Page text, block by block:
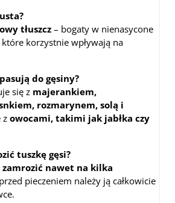
tłuszcz – bogaty w nienasycone
które korzystnie wpływają na
do gęsiny?
się z majerankiem,
rozmarynem, solą i
zowocami, takimi jak jabłka czy
tuszkę gęsi?
zamrozić nawet na kilka
pieczeniem należy ją całkowicie